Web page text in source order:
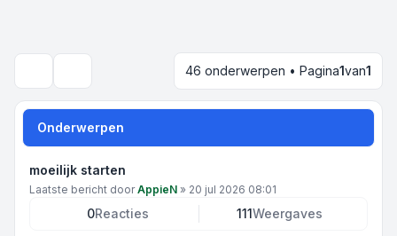
46 onderwerpen • Pagina1van1
Onderwerpen
moeilijk starten
Laatste bericht doorAppieN » 20 jul 2026 08:01
0Reacties 111Weergaves